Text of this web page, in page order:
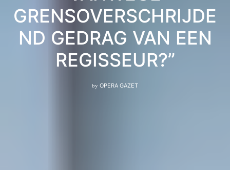
GRENSOVERSCHRIJDE
ND GEDRAG VAN EEN
REGISSEUR?”
by OPERA GAZET